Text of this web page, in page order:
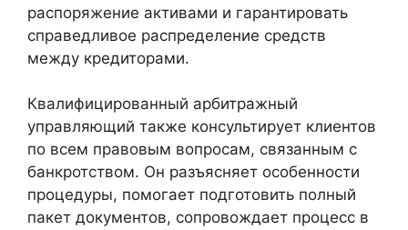
распоряжение активами и гарантировать
справедливое распределение средств
между кредиторами.
Квалифицированный арбитражный
управляющий также консультирует клиентов
по всем правовым вопросам, связанным с
банкротством. Он разъясняет особенности
процедуры, помогает подготовить полный
пакет документов, сопровождает процесс в